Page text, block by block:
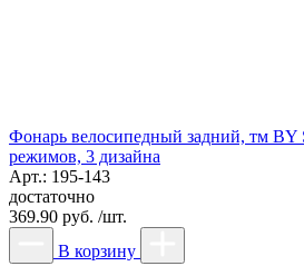
Фонарь велосипедный задний, тм BY
режимов, 3 дизайна
Арт.: 195-143
достаточно
369.90 руб. /шт.
В корзину